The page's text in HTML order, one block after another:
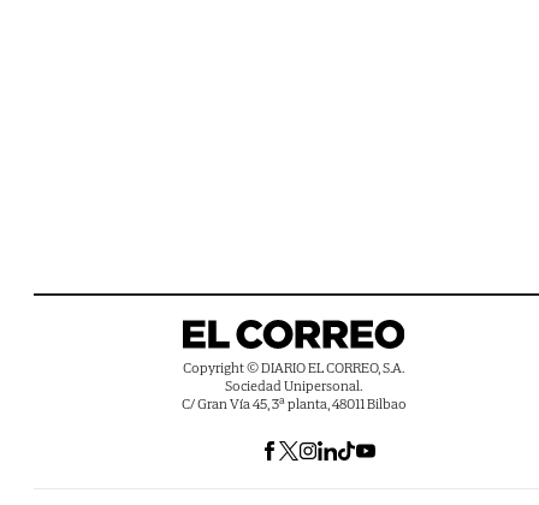
Copyright © DIARIO EL CORREO, S.A.
Sociedad Unipersonal.
C/ Gran Vía 45, 3ª planta, 48011 Bilbao